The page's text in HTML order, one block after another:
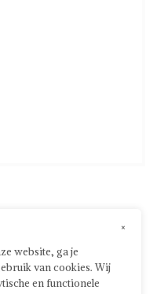
×
website, ga je
van cookies. Wij
en functionele